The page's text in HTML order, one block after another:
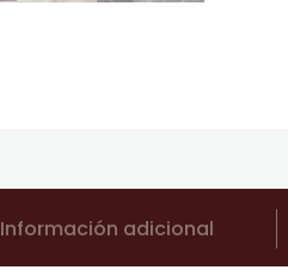
Información adicional